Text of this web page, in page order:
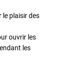
le plaisir des
ouvrir les
les